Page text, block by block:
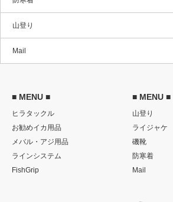
山登り
Mail
■ MENU ■
ヒラタックル
お勧めイカ用品
メバル・アジ用品
ラインシステム
FishGrip
■ MENU ■
山登り
ライジャケ
磯靴
防寒着
Mail